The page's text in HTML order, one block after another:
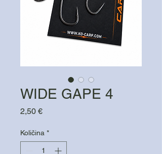
WIDE GAPE 4
2,50 €Cijena
Količina *